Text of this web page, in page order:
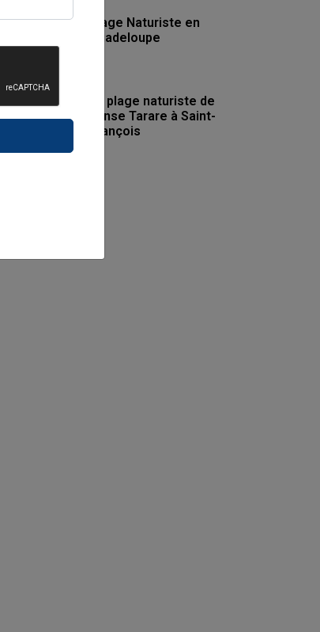
Plage Naturiste en
Guadeloupe
La plage naturiste de
l'Anse Tarare à Saint-
François